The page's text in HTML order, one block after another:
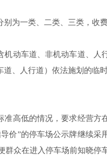
为一类、二类、三类，收费
动车道、非机动车道、人
、人行道）依法施划的临
高低的情况，要求经营方
价”的停车场公示牌继续采
众在进入停车场前知晓停